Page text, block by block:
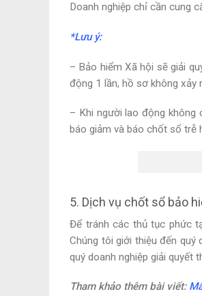
Doanh nghiệp chỉ cần cung
*Lưu ý:
– Bảo hiểm Xã hội sẽ giải
động 1 lần, hồ sơ không xảy
– Khi người lao động không
báo giảm và báo chốt sổ trễ
5. Dịch vụ chốt sổ bảo
Để tránh các thủ tục phức
Chúng tôi giới thiệu đến quý
quý doanh nghiệp giải quyết
Tham khảo thêm bài viết: